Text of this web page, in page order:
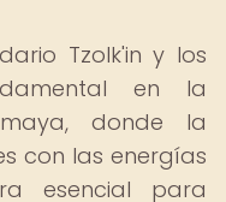
Tzolk'in y los
en la
donde la
con las energías
esencial para